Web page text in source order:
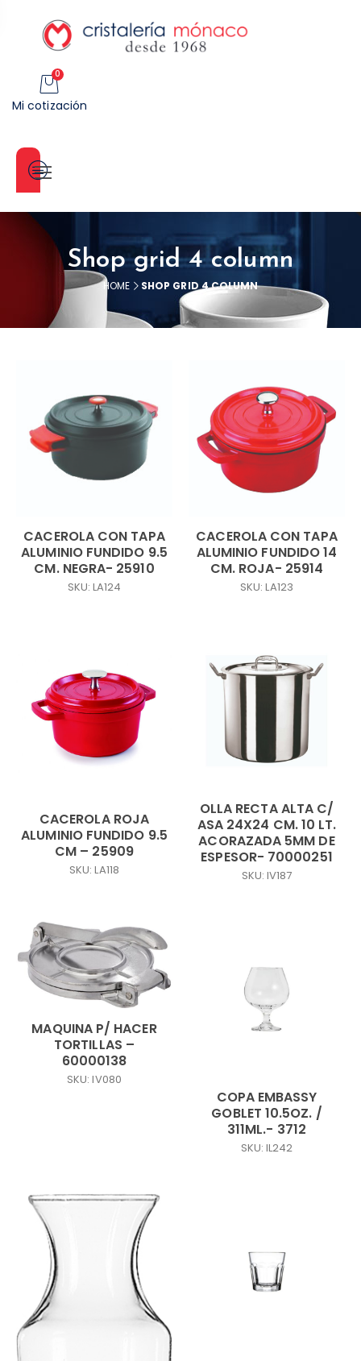
0
Mi cotización
Categorías
Shop grid 4 column
HOME SHOP GRID 4 COLUMN
CACEROLA CON TAPA
ALUMINIO FUNDIDO 9.5
CM. NEGRA- 25910
SKU: LA124
CACEROLA CON TAPA
ALUMINIO FUNDIDO 14
CM. ROJA- 25914
SKU: LA123
CACEROLA ROJA
ALUMINIO FUNDIDO 9.5
CM – 25909
SKU: LA118
OLLA RECTA ALTA C/
ASA 24X24 CM. 10 LT.
ACORAZADA 5MM DE
ESPESOR- 70000251
SKU: IV187
MAQUINA P/ HACER
TORTILLAS –
60000138
SKU: IV080
COPA EMBASSY
GOBLET 10.5OZ. /
311ML.- 3712
SKU: IL242